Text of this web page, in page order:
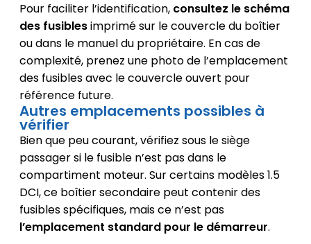
Pour faciliter l’identification, consultez le schéma
des fusiblesimprimé sur le couvercle du boîtier
ou dans le manuel du propriétaire. En cas de
complexité, prenez une photo de l’emplacement
des fusibles avec le couvercle ouvert pour
référence future.
Autres emplacements possibles à
vérifier
Bien que peu courant, vérifiez sous le siège
passager si le fusible n’est pas dans le
compartiment moteur. Sur certains modèles 1.5
DCI, ce boîtier secondaire peut contenir des
fusibles spécifiques, mais ce n’est pas
l’emplacement standard pour le démarreur.